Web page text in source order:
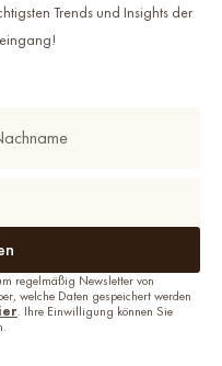
Trends und Insights der
regelmäßig Newsletter von
welche Daten gespeichert werden
. Ihre Einwilligung können Sie